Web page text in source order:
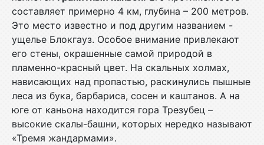
составляет примерно 4 км, глубина – 200 метров.
Это место известно и под другим названием -
ущелье Блокгауз. Особое внимание привлекают
его стены, окрашенные самой природой в
пламенно-красный цвет. На скальных холмах,
нависающих над пропастью, раскинулись пышные
леса из бука, барбариса, сосен и каштанов. А на
юге от каньона находится гора Трезубец –
высокие скалы-башни, которых нередко называют
«Тремя жандармами».